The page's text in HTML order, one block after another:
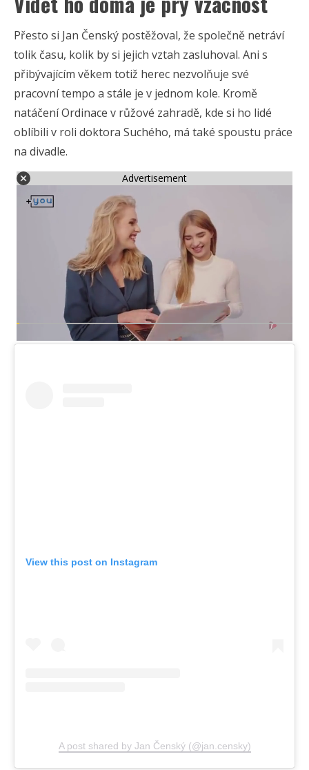
Přesto si Jan Čenský postěžoval, že společně netráví
tolik času, kolik by si jejich vztah zasluhoval. Ani s
přibývajícím věkem totiž herec nezvolňuje své
pracovní tempo a stále je v jednom kole. Kromě
natáčení Ordinace v růžové zahradě, kde si ho lidé
oblíbili v roli doktora Suchého, má také spoustu práce
na divadle.
Advertisement
View this post on Instagram
A post shared by Jan Čenský (@jan.censky)